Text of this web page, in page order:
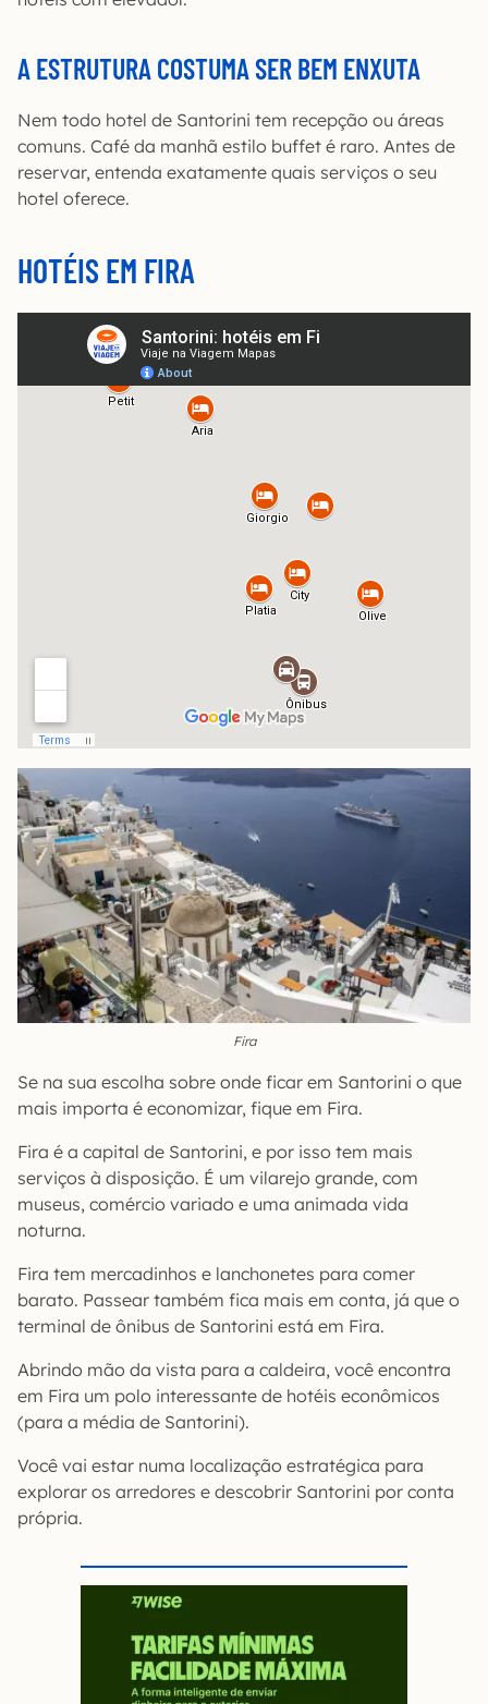
A ESTRUTURA COSTUMA SER BEM ENXUTA
Nem todo hotel de Santorini tem recepção ou áreas
comuns. Café da manhã estilo buffet é raro. Antes de
reservar, entenda exatamente quais serviços o seu
hotel oferece.
HOTÉIS EM FIRA
Fira
Se na sua escolha sobre onde ficar em Santorini o que
mais importa é economizar, fique em Fira.
Fira é a capital de Santorini, e por isso tem mais
serviços à disposição. É um vilarejo grande, com
museus, comércio variado e uma animada vida
noturna.
Fira tem mercadinhos e lanchonetes para comer
barato. Passear também fica mais em conta, já que o
terminal de ônibus de Santorini está em Fira.
Abrindo mão da vista para a caldeira, você encontra
em Fira um polo interessante de hotéis econômicos
(para a média de Santorini).
Você vai estar numa localização estratégica para
explorar os arredores e descobrir Santorini por conta
própria.